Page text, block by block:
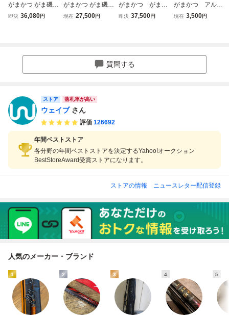
がまかつ がま磯
アルデナカーエー
即決 36,080円
がまかつ がま磯
アルデナ 1.0号
現在 27,500円
がまかつ がま
磯 アルデナ 12
即決 37,500円
がまかつ アルデ
ナ 竿袋 全長99
現在 3,500円
質問する
ストア 落札率が高い
ウェイブ さん
評価 126692
年間ベストストア
各分野の年間ベストストアを決定するYahoo!オークション
BestStoreAward受賞ストアになります。
ストアの情報 ニュースレター配信登録
人気のメーカー・ブランド
1 2 3 4 5